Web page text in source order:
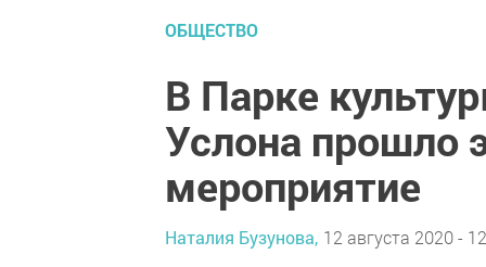
ОБЩЕСТВО
В Парке
Услона прошло
мероприятие
Наталия Бузунова, 12 августа 2020 -